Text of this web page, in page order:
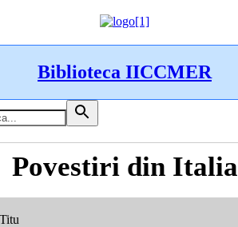
Biblioteca IICCMER
Povestiri din Italia